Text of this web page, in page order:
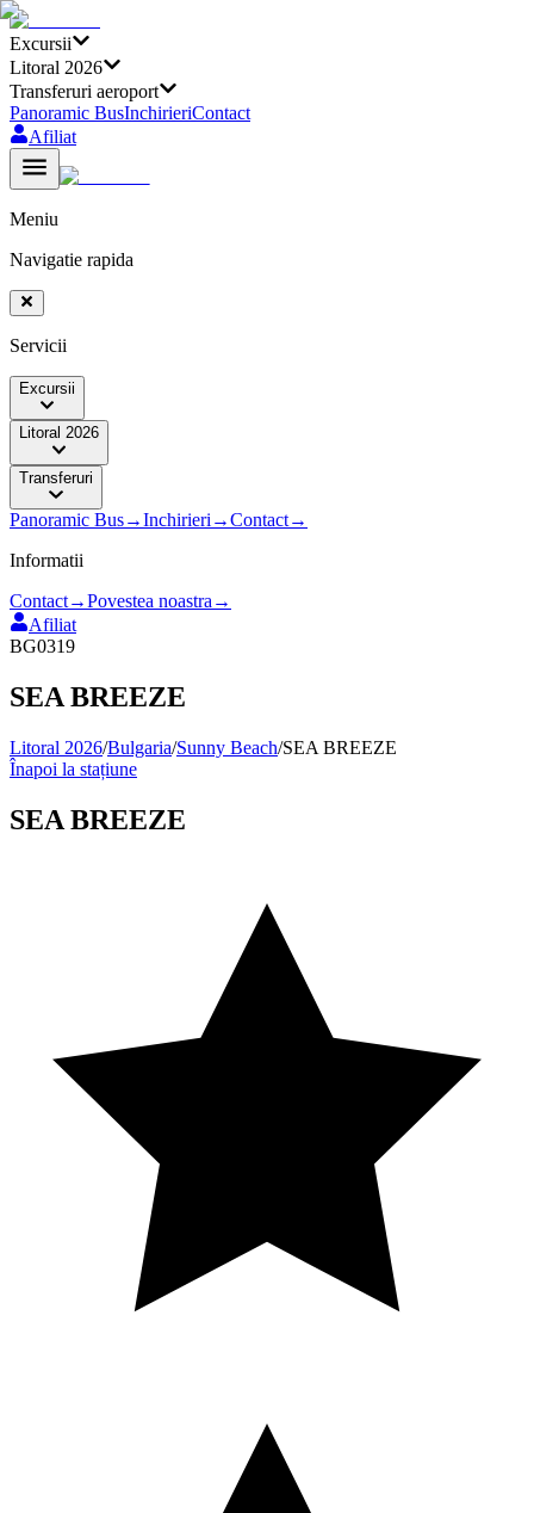
Excursii
Litoral 2026
Transferuri aeroport
Panoramic BusInchirieriContact
Afiliat
Meniu
Navigatie rapida
Servicii
Excursii
Litoral 2026
Transferuri
Panoramic Bus→Inchirieri →Contact→
Informatii
Contact→Povestea noastra →
Afiliat
BG0319
SEA BREEZE
Litoral 2026/Bulgaria/Sunny Beach/SEA BREEZE
Înapoi la stațiune
SEA BREEZE